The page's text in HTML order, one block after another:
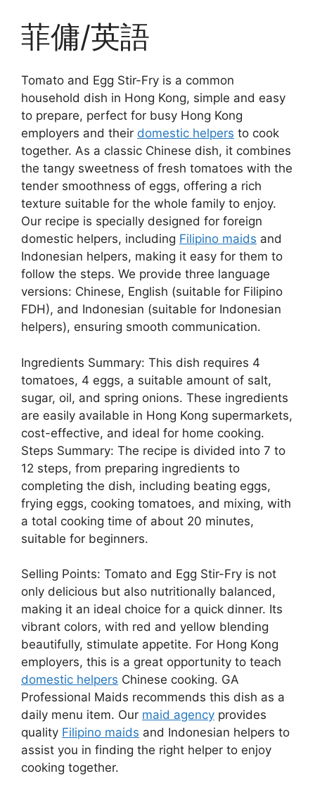
菲傭/英語
Tomato and Egg Stir-Fry is a common
household dish in Hong Kong, simple and easy
to prepare, perfect for busy Hong Kong
employers and their domestic helpers to cook
together. As a classic Chinese dish, it combines
the tangy sweetness of fresh tomatoes with the
tender smoothness of eggs, offering a rich
texture suitable for the whole family to enjoy.
Our recipe is specially designed for foreign
domestic helpers, including Filipino maids and
Indonesian helpers, making it easy for them to
follow the steps. We provide three language
versions: Chinese, English (suitable for Filipino
FDH), and Indonesian (suitable for Indonesian
helpers), ensuring smooth communication.
Ingredients Summary: This dish requires 4
tomatoes, 4 eggs, a suitable amount of salt,
sugar, oil, and spring onions. These ingredients
are easily available in Hong Kong supermarkets,
cost-effective, and ideal for home cooking.
Steps Summary: The recipe is divided into 7 to
12 steps, from preparing ingredients to
completing the dish, including beating eggs,
frying eggs, cooking tomatoes, and mixing, with
a total cooking time of about 20 minutes,
suitable for beginners.
Selling Points: Tomato and Egg Stir-Fry is not
only delicious but also nutritionally balanced,
making it an ideal choice for a quick dinner. Its
vibrant colors, with red and yellow blending
beautifully, stimulate appetite. For Hong Kong
employers, this is a great opportunity to teach
domestic helpers Chinese cooking. GA
Professional Maids recommends this dish as a
daily menu item. Our maid agency provides
quality Filipino maids and Indonesian helpers to
assist you in finding the right helper to enjoy
cooking together.